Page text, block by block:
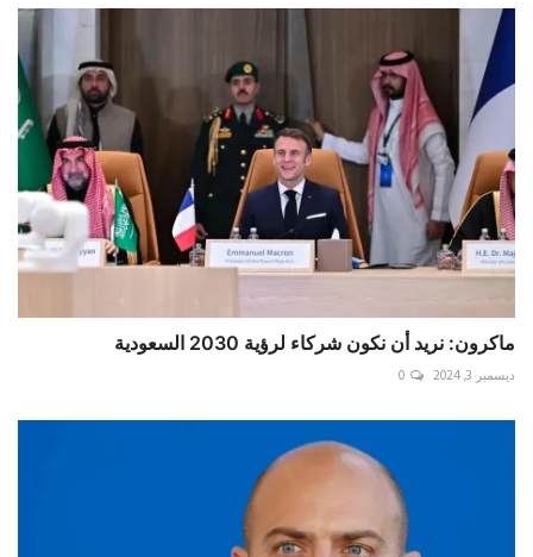
ماكرون: نريد أن نكون شركاء لرؤية 2030 السعودية
ديسمبر 3, 2024 0